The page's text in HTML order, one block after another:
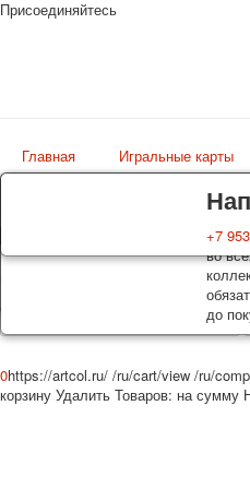
Вы
во
до
+7
Присоединяйтесь
Главная Игральные карты
Магазин
0https://artcol.ru/ /ru/cart/view /ru/
корзину Удалить Товаров: на сумму